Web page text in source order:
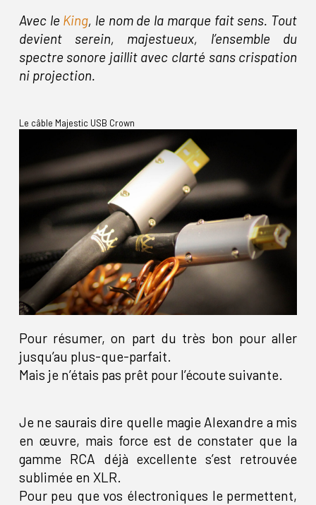
Avec le King, le nom de la marque fait sens. Tout
devient serein, majestueux, l’ensemble du
spectre sonore jaillit avec clarté sans crispation
ni projection.
Le câble Majestic USB Crown
Pour résumer, on part du très bon pour aller
jusqu’au plus-que-parfait.
Mais je n’étais pas prêt pour l’écoute suivante.
Je ne saurais dire quelle magie Alexandre a mis
en œuvre, mais force est de constater que la
gamme RCA déjà excellente s’est retrouvée
sublimée en XLR.
Pour peu que vos électroniques le permettent,